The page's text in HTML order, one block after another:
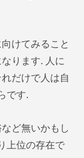
けてみること
ります. 人に
だけで人は自
です.
ど無いかもし
上位の存在で